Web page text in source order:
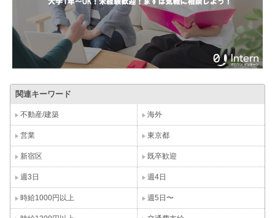
関連キーワード
不動産/建築 海外
営業 東京都
新宿区 既卒歓迎
週3日 週4日
時給1000円以上 週5日〜